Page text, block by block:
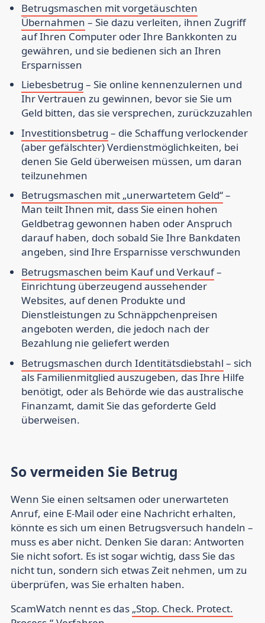
Betrugsmaschen mit vorgetäuschten
Übernahmen – Sie dazu verleiten, ihnen Zugriff
auf Ihren Computer oder Ihre Bankkonten zu
gewähren, und sie bedienen sich an Ihren
Ersparnissen
Liebesbetrug – Sie online kennenzulernen und
Ihr Vertrauen zu gewinnen, bevor sie Sie um
Geld bitten, das sie versprechen, zurückzuzahlen
Investitionsbetrug – die Schaffung verlockender
(aber gefälschter) Verdienstmöglichkeiten, bei
denen Sie Geld überweisen müssen, um daran
teilzunehmen
Betrugsmaschen mit „unerwartetem Geld“–
Man teilt Ihnen mit, dass Sie einen hohen
Geldbetrag gewonnen haben oder Anspruch
darauf haben, doch sobald Sie Ihre Bankdaten
angeben, sind Ihre Ersparnisse verschwunden
Betrugsmaschen beim Kauf und Verkauf–
Einrichtung überzeugend aussehender
Websites, auf denen Produkte und
Dienstleistungen zu Schnäppchenpreisen
angeboten werden, die jedoch nach der
Bezahlung nie geliefert werden
Betrugsmaschen durch Identitätsdiebstahl – sich
als Familienmitglied auszugeben, das Ihre Hilfe
benötigt, oder als Behörde wie das australische
Finanzamt, damit Sie das geforderte Geld
überweisen.
So vermeiden Sie Betrug
Wenn Sie einen seltsamen oder unerwarteten
Anruf, eine E-Mail oder eine Nachricht erhalten,
könnte es sich um einen Betrugsversuch handeln –
muss es aber nicht. Denken Sie daran: Antworten
Sie nicht sofort. Es ist sogar wichtig, dass Sie das
nicht tun, sondern sich etwas Zeit nehmen, um zu
überprüfen, was Sie erhalten haben.
ScamWatch nennt es das „Stop. Check. Protect.